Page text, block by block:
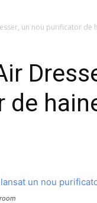
un nou purificator de
de